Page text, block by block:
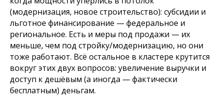
(модернизация, новое строительство): субсидии и
льготное финансирование — федеральное и
региональное. Есть и меры под продажи — их
меньше, чем под стройку/модернизацию, но они
тоже работают. Всё остальное в кластере крутится
вокруг этих двух вопросов: увеличение выручки и
доступ к дешёвым (а иногда — фактически
бесплатным) деньгам.